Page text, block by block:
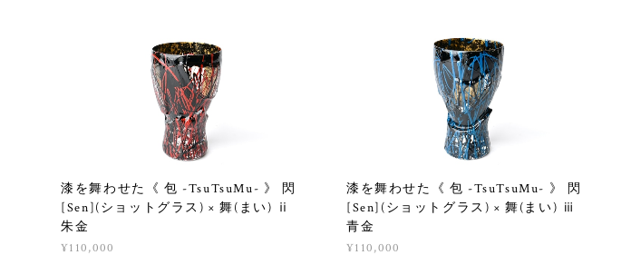
漆を舞わせた《 包 -TsuTsuMu- 》 閃
[Sen](ショットグラス) × 舞(まい) ⅱ
朱金
¥110,000
漆を舞わせた《 包 -TsuTsuMu- 》 閃
[Sen](ショットグラス) × 舞(まい) ⅲ
青金
¥110,000